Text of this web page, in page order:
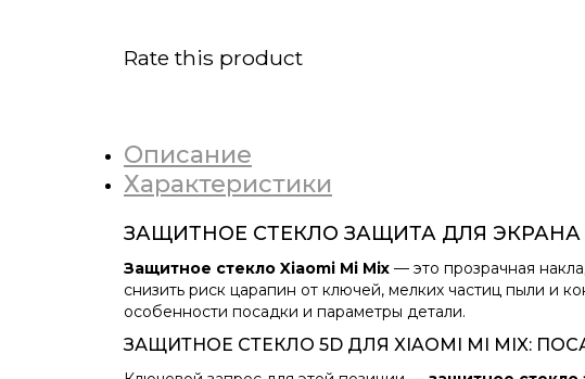
Rate this product
Описание
Характеристики
ЗАЩИТНОЕ СТЕКЛО ЗАЩИТА ДЛЯ ЭКРАНА
Защитное стекло Xiaomi Mi Mix — это прозрачная
снизить риск царапин от ключей, мелких частиц пыли и
особенности посадки и параметры детали.
ЗАЩИТНОЕ СТЕКЛО 5D ДЛЯ XIAOMI MI MIX: